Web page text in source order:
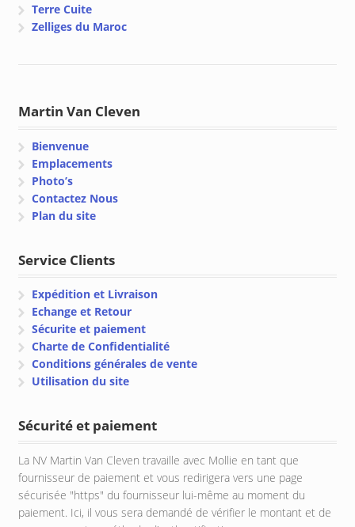
Terre Cuite
Zelliges du Maroc
Martin Van Cleven
Bienvenue
Emplacements
Photo’s
Contactez Nous
Plan du site
Service Clients
Expédition et Livraison
Echange et Retour
Sécurite et paiement
Charte de Confidentialité
Conditions générales de vente
Utilisation du site
Sécurité et paiement
La NV Martin Van Cleven travaille avec Mollie en tant que
fournisseur de paiement et vous redirigera vers une page
sécurisée "https" du fournisseur lui-même au moment du
paiement. Ici, il vous sera demandé de vérifier le montant et de